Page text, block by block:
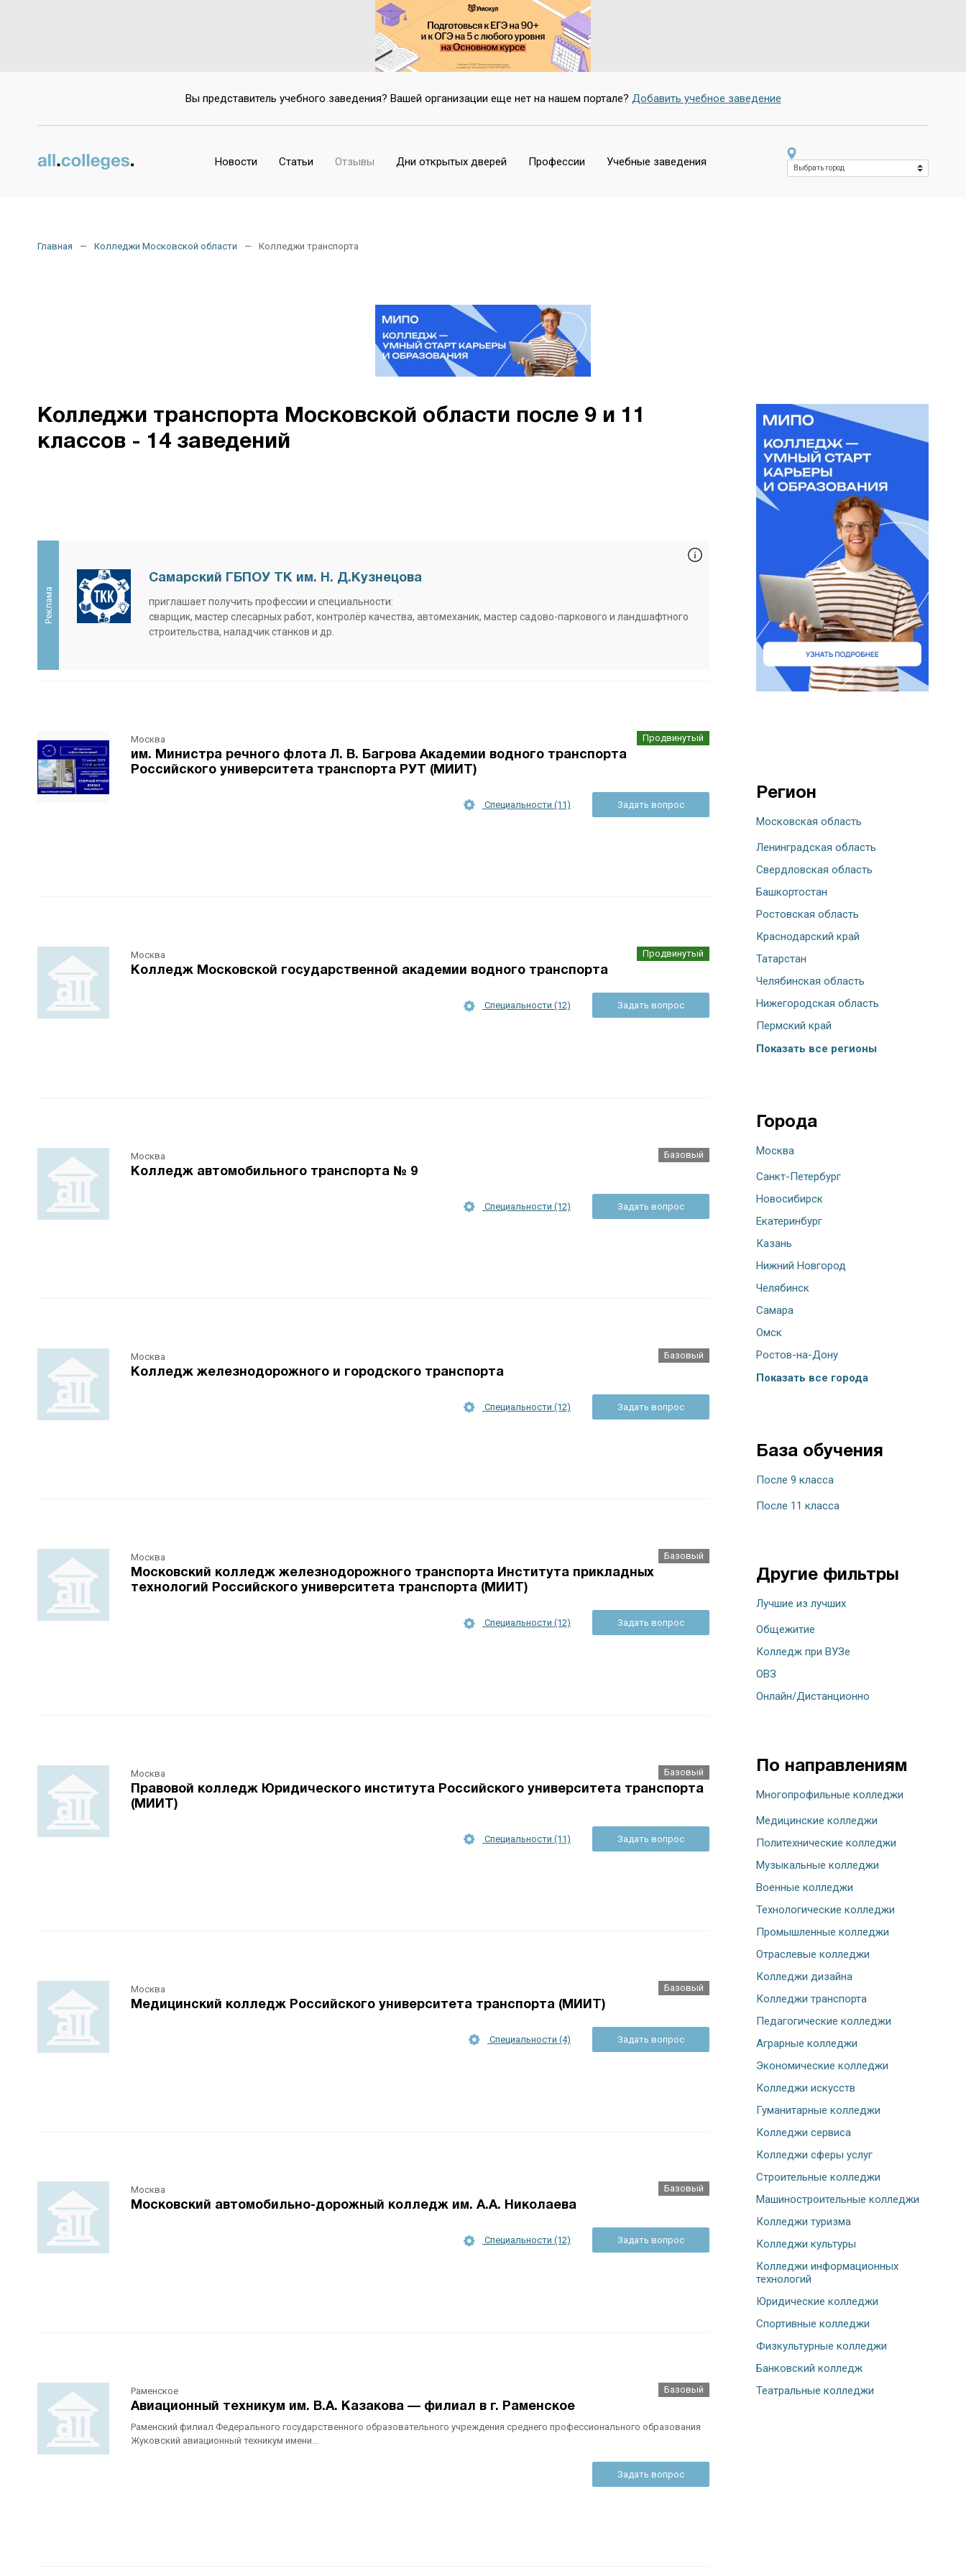
Вы представитель учебного заведения? Вашей организации еще нет на нашем портале? Добавить учебное заведение
Новости Статьи Отзывы Дни открытых дверей Профессии Учебные заведения
Главная Колледжи Московской области Колледжи транспорта
Колледжи транспорта Московской области после 9 и 11
классов - 14 заведений
Реклама
Самарский ГБПОУ ТК им. Н. Д.Кузнецова
приглашает получить профессии и специальности:
сварщик, мастер слесарных работ, контролёр качества, автомеханик, мастер садово-паркового и ландшафтного
строительства, наладчик станков и др.
Москва Продвинутый
им. Министра речного флота Л. В. Багрова Академии водного транспорта
Российского университета транспорта РУТ (МИИТ)
Специальности (11) Задать вопрос
Москва Продвинутый
Колледж Московской государственной академии водного транспорта
Специальности (12) Задать вопрос
Москва Базовый
Колледж автомобильного транспорта № 9
Специальности (12) Задать вопрос
Москва Базовый
Колледж железнодорожного и городского транспорта
Специальности (12) Задать вопрос
Москва Базовый
Московский колледж железнодорожного транспорта Института прикладных
технологий Российского университета транспорта (МИИТ)
Специальности (12) Задать вопрос
Москва Базовый
Правовой колледж Юридического института Российского университета транспорта
(МИИТ)
Специальности (11) Задать вопрос
Москва Базовый
Медицинский колледж Российского университета транспорта (МИИТ)
Специальности (4) Задать вопрос
Москва Базовый
Московский автомобильно-дорожный колледж им. А.А. Николаева
Специальности (12) Задать вопрос
Раменское Базовый
Авиационный техникум им. В.А. Казакова — филиал в г. Раменское
Раменский филиал Федерального государственного образовательного учреждения среднего профессионального образования
Жуковский авиационный техникум имени...
Задать вопрос
Регион
Московская область
Ленинградская область
Свердловская область
Башкортостан
Ростовская область
Краснодарский край
Татарстан
Челябинская область
Нижегородская область
Пермский край
Показать все регионы
Города
Москва
Санкт-Петербург
Новосибирск
Екатеринбург
Казань
Нижний Новгород
Челябинск
Самара
Омск
Ростов-на-Дону
Показать все города
База обучения
После 9 класса
После 11 класса
Другие фильтры
Лучшие из лучших
Общежитие
Колледж при ВУЗе
ОВЗ
Онлайн/Дистанционно
По направлениям
Многопрофильные колледжи
Медицинские колледжи
Политехнические колледжи
Музыкальные колледжи
Военные колледжи
Технологические колледжи
Промышленные колледжи
Отраслевые колледжи
Колледжи дизайна
Колледжи транспорта
Педагогические колледжи
Аграрные колледжи
Экономические колледжи
Колледжи искусств
Гуманитарные колледжи
Колледжи сервиса
Колледжи сферы услуг
Строительные колледжи
Машиностроительные колледжи
Колледжи туризма
Колледжи культуры
Колледжи информационных
технологий
Юридические колледжи
Спортивные колледжи
Физкультурные колледжи
Банковский колледж
Театральные колледжи